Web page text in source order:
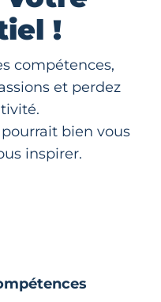
!
compétences,
et perdez
bien vous
inspirer.